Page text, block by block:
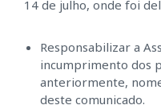
14 de julho, onde foi
Responsabilizar a
incumprimento dos
anteriormente,
deste comunicado.